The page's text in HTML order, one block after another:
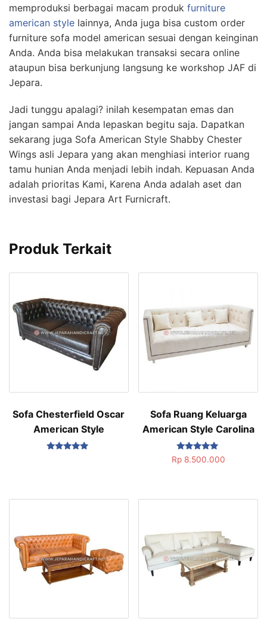
memproduksi berbagai macam produk furniture
american style lainnya, Anda juga bisa custom order
furniture sofa model american sesuai dengan keinginan
Anda. Anda bisa melakukan transaksi secara online
ataupun bisa berkunjung langsung ke workshop JAF di
Jepara.
Jadi tunggu apalagi? inilah kesempatan emas dan
jangan sampai Anda lepaskan begitu saja. Dapatkan
sekarang juga Sofa American Style Shabby Chester
Wings asli Jepara yang akan menghiasi interior ruang
tamu hunian Anda menjadi lebih indah. Kepuasan Anda
adalah prioritas Kami, Karena Anda adalah aset dan
investasi bagi Jepara Art Furnicraft.
Produk Terkait
Sofa Chesterfield Oscar
American Style
Sofa Ruang Keluarga
American Style Carolina
Dinilai
5.00
Rp8.500.000